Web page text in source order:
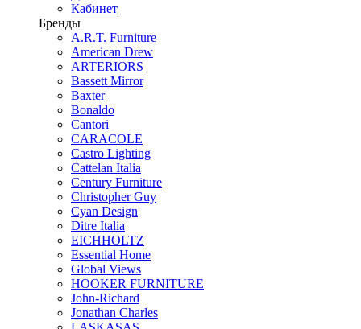
Кабинет
Бренды
A.R.T. Furniture
American Drew
ARTERIORS
Bassett Mirror
Baxter
Bonaldo
Cantori
CARACOLE
Castro Lighting
Cattelan Italia
Century Furniture
Christopher Guy
Cyan Design
Ditre Italia
EICHHOLTZ
Essential Home
Global Views
HOOKER FURNITURE
John-Richard
Jonathan Charles